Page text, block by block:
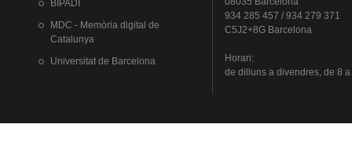
BIPADI
MDC - Memòria digital de
Catalunya
Universitat de Barcelona
934 285 457 / 934 279 371
C5J2+8G Barcelona
Horari:
de dillunsa divendres, de 8